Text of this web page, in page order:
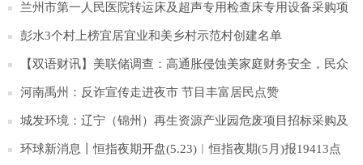
兰州市第一人民医院转运床及超声专用检查床专用设备采购项
目成交公告
彭水3个村上榜宜居宜业和美乡村示范村创建名单
【双语财讯】美联储调查：高通胀侵蚀美家庭财务安全，民众
对经济不满情绪蔓延_环球速讯
河南禹州：反诈宣传走进夜市 节目丰富居民点赞
城发环境：辽宁（锦州）再生资源产业园危废项目招标采购及
工程建设均在正常进行 世界时讯
环球新消息丨恒指夜期开盘(5.23)︱恒指夜期(5月)报19413点